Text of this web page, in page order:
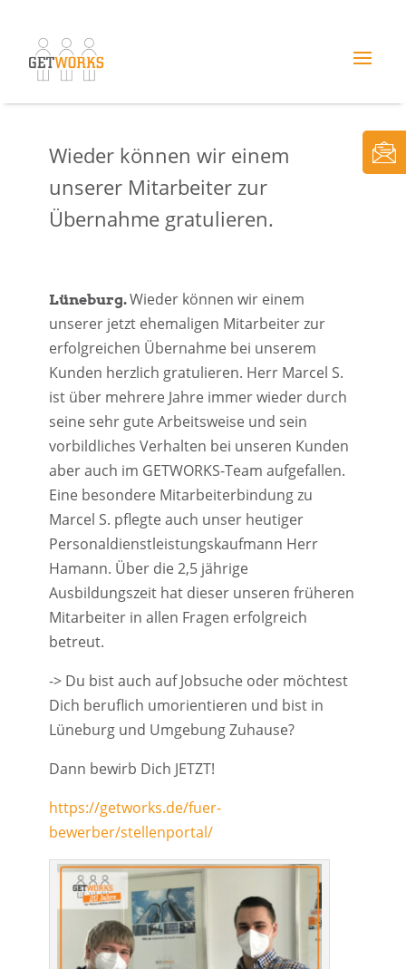
Wieder können wir einem
unserer Mitarbeiter zur
Übernahme gratulieren.
Lüneburg.Wieder können wir einem
unserer jetzt ehemaligen Mitarbeiter zur
erfolgreichen Übernahme bei unserem
Kunden herzlich gratulieren. Herr Marcel S.
ist über mehrere Jahre immer wieder durch
seine sehr gute Arbeitsweise und sein
vorbildliches Verhalten bei unseren Kunden
aber auch im GETWORKS-Team aufgefallen.
Eine besondere Mitarbeiterbindung zu
Marcel S. pflegte auch unser heutiger
Personaldienstleistungskaufmann Herr
Hamann. Über die 2,5 jährige
Ausbildungszeit hat dieser unseren früheren
Mitarbeiter in allen Fragen erfolgreich
betreut.
-> Du bist auch auf Jobsuche oder möchtest
Dich beruflich umorientieren und bist in
Lüneburg und Umgebung Zuhause?
Dann bewirb Dich JETZT!
https://getworks.de/fuer-
bewerber/stellenportal/